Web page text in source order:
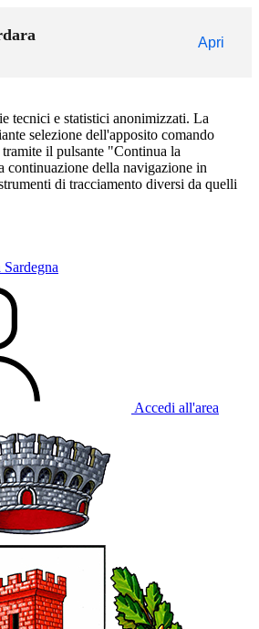
Apri
tecnici e statistici anonimizzati. La
selezione dell'apposito comando
il pulsante "Continua la
continuazione della navigazione in
di tracciamento diversi da quelli
Accedi all'area